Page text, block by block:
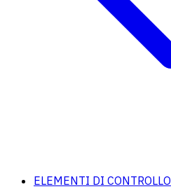
ELEMENTI DI CONTROLLO